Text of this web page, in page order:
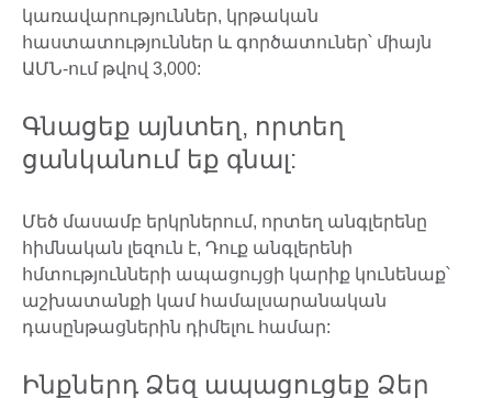
կառավարություններ, կրթական
հաստատություններ և գործատուներ՝ միայն
ԱՄՆ-ում թվով 3,000:
Գնացեք այնտեղ, որտեղ
ցանկանում եք գնալ:
Մեծ մասամբ երկրներում, որտեղ անգլերենը
հիմնական լեզուն է, Դուք անգլերենի
հմտությունների ապացույցի կարիք կունենաք՝
աշխատանքի կամ համալսարանական
դասընթացներին դիմելու համար:
Ինքներդ Ձեզ ապացուցեք Ձեր